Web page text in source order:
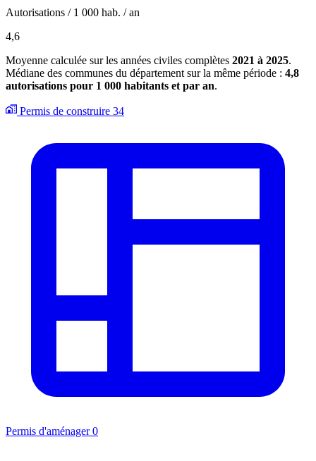
Autorisations / 1 000 hab. / an
4,6
Moyenne calculée sur les années civiles complètes 2021 à 2025.
Médiane des communes du département sur la même période : 4,8
autorisations pour 1 000 habitants et par an.
Permis de construire 34
Permis d'aménager 0